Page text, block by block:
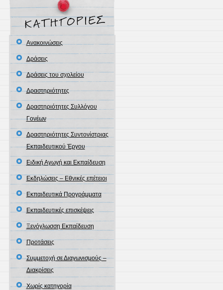
Ανακοινώσεις
Δράσεις
Δράσεις του σχολείου
Δραστηριότητες
Δραστηριότητες Συλλόγου
Γονέων
Δραστηριότητες Συντονίστριας
Εκπαιδευτικού Έργου
Ειδική Αγωγή και Εκπαίδευση
Εκδηλώσεις – Εθνικές επέτειοι
Εκπαιδευτικά Προγράμματα
Εκπαιδευτικές επισκέψεις
Ξενόγλωσση Εκπαίδευση
Προτάσεις
Συμμετοχή σε Διαγωνισμούς –
Διακρίσεις
Χωρίς κατηγορία